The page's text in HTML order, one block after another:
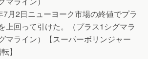
月2日ニューヨーク市場の終値でプラ
上回って引けた。（プラス1シグマラ
マライン）【スーパーボリンジャー
】